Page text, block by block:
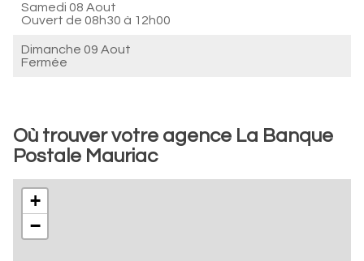
Samedi 08 Aout
Ouvert de 08h30 à 12h00
Dimanche 09 Aout
Fermée
Où trouver votre agence La Banque
Postale Mauriac
+
−